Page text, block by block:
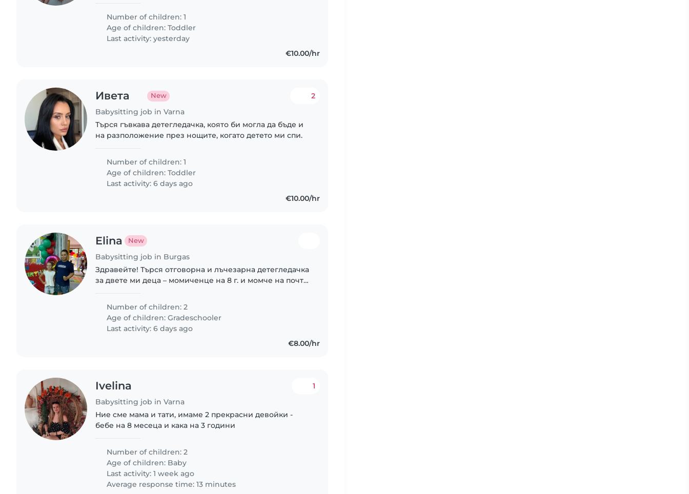
Очаквам съобщението ви.
Number of children: 1
Age of children:Toddler
Last activity: yesterday
€10.00/hr
Ивета New
Babysitting job in Varna
2
Търся гъвкава детегледачка, която би могла да бъде и
на разположение през нощите, когато детето ми спи.
Number of children: 1
Age of children:Toddler
Last activity: 6 days ago
€10.00/hr
Elina New
Babysitting job in Burgas
Здравейте! Търся отговорна и лъчезарна детегледачка
за двете ми деца – момиченце на 8 г. и момче на почти
разбрани. Нямат специални нужди..
Number of children: 2
Age of children:Gradeschooler
Last activity: 6 days ago
€8.00/hr
Ivelina
Babysitting job in Varna
1
Ние сме мама и тати, имаме 2 прекрасни девойки -
бебе на 8 месеца и кака на 3 години
Number of children: 2
Age of children: Baby
Last activity: 1 week ago
Average response time: 13 minutes